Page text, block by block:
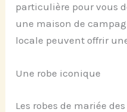
particulière pour vous
une maison de
locale peuvent offrir
Une robe iconique
Les robes de mariée